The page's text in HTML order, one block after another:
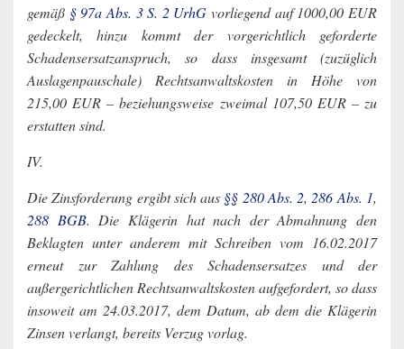
gemäß § 97a Abs. 3 S. 2 UrhG vorliegend auf 1000,00 EUR
gedeckelt, hinzu kommt der vorgerichtlich geforderte
Schadensersatzanspruch, so dass insgesamt (zuzüglich
Auslagenpauschale) Rechtsanwaltskosten in Höhe von
215,00 EUR – beziehungsweise zweimal 107,50 EUR – zu
erstatten sind.
IV.
Die Zinsforderung ergibt sich aus §§ 280 Abs. 2, 286 Abs. 1,
288 BGB. Die Klägerin hat nach der Abmahnung den
Beklagten unter anderem mit Schreiben vom 16.02.2017
erneut zur Zahlung des Schadensersatzes und der
außergerichtlichen Rechtsanwaltskosten aufgefordert, so dass
insoweit am 24.03.2017, dem Datum, ab dem die Klägerin
Zinsen verlangt, bereits Verzug vorlag.